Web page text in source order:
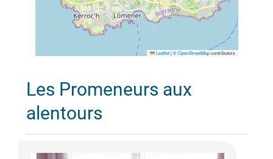
Leaflet |©OpenStreetMapcontributors
Les Promeneurs aux
alentours